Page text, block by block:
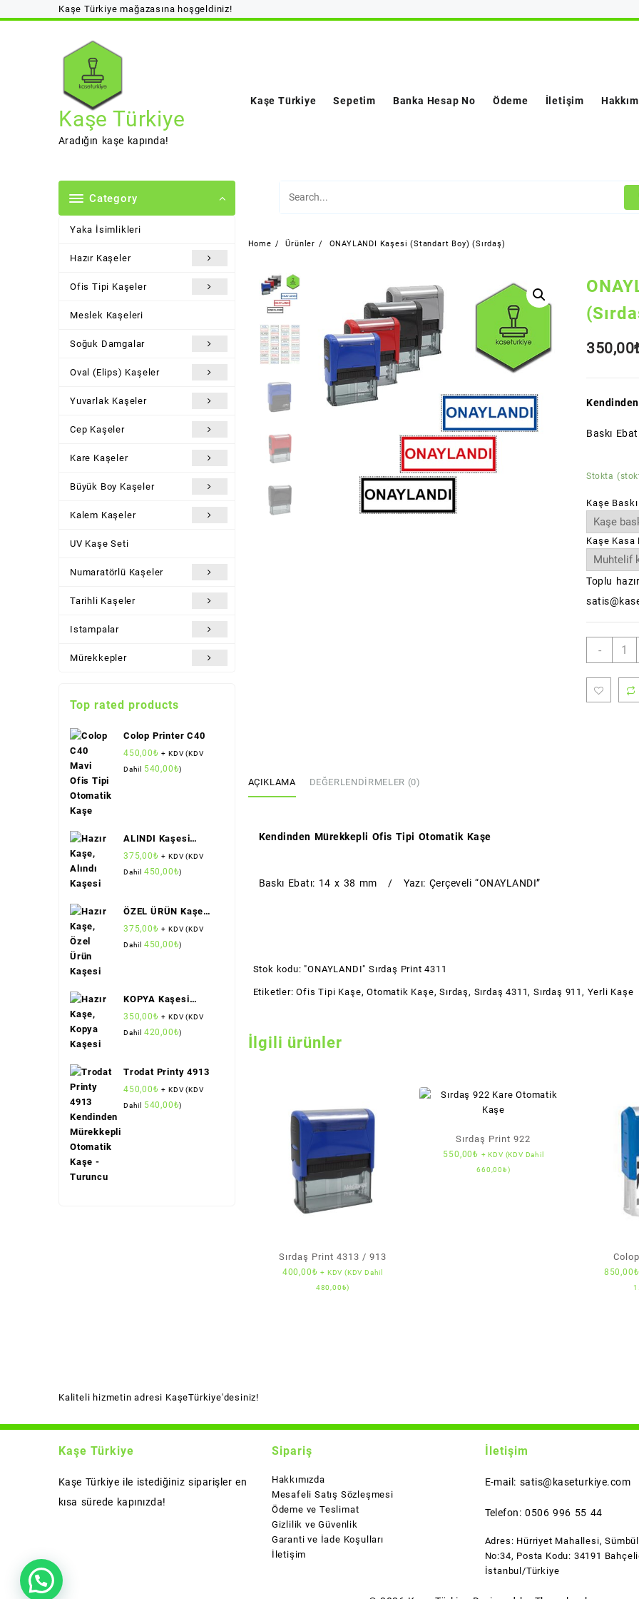
to
Kaşe Türkiye mağazasına hoşgeldiniz!
Kaşe Türkiye
Aradığın kaşe kapında!
Kaşe Türkiye Sepetim Banka Hesap No Ödeme İletişim
Category
Yaka İsimlikleri
Hazır Kaşeler
Ofis Tipi Kaşeler
Meslek Kaşeleri
Soğuk Damgalar
Oval (Elips) Kaşeler
Yuvarlak Kaşeler
Cep Kaşeler
Kare Kaşeler
Büyük Boy Kaşeler
Kalem Kaşeler
UV Kaşe Seti
Numaratörlü Kaşeler
Tarihli Kaşeler
Istampalar
Mürekkepler
Home Ürünler ONAYLANDI Kaşesi (Standart Boy) (Sırdaş)
350,00
Baskı
Stokta
Kaşe
Kaşe Kasa
Toplu
-
Boy)
AÇIKLAMA DEĞERLENDIRMELER (0)
Kendinden Mürekkepli Ofis Tipi Otomatik Kaşe
Baskı Ebatı: 14 x 38 mm / Yazı: Çerçeveli “ONAYLANDI”
Stok kodu:"ONAYLANDI" Sırdaş Print 4311
Etiketler:Ofis Tipi Kaşe,Otomatik Kaşe,Sırdaş , Sırdaş 4311 , Sırdaş 911 , Yerli Kaşe
İlgili ürünler
Sırdaş Print 4313 / 913
400,00₺ + KDV (KDV Dahil
480,00₺)
Sırdaş Print 922
550,00₺ + KDV (KDV Dahil
660,00₺)
850,00₺
Top rated products
Colop Printer C40
450,00₺ + KDV (KDV
Dahil 540,00₺)
ALINDI Kaşesi
(Standart Boy)
(Colop)
375,00₺ + KDV (KDV
Dahil 450,00₺)
ÖZEL ÜRÜN Kaşesi
(Standart Boy)
(Colop)
375,00₺ + KDV (KDV
Dahil 450,00₺)
KOPYA Kaşesi
(Standart Boy)
(Sırdaş)
350,00₺ + KDV (KDV
Dahil 420,00₺)
Trodat Printy 4913
450,00₺ + KDV (KDV
Dahil 540,00₺)
Kaliteli hizmetin adresi KaşeTürkiye'desiniz!
Kaşe Türkiye
Kaşe Türkiye ile istediğiniz siparişler en
kısa sürede kapınızda!
Sipariş
Hakkımızda
Mesafeli Satış Sözleşmesi
Ödeme ve Teslimat
Gizlilik ve Güvenlik
Garanti ve İade Koşulları
İletişim
İletişim
E-mail: satis@kaseturkiye.com
Telefon: 0506 996 55 44
Adres: Hürriyet Mahallesi,
No:34, Posta Kodu: 34191
İstanbul/Türkiye